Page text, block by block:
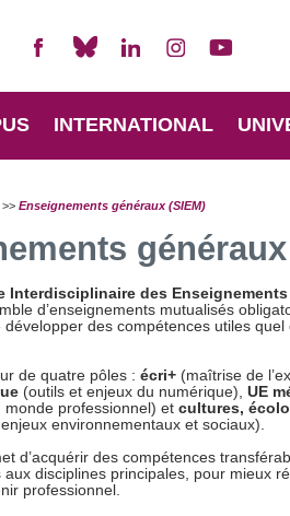
INTERNATIONAL
>> Enseignements généraux (SIEM)
Interdisciplinaire des
d’enseignements mutualisés
développer des compétences utiles quel
de quatre pôles : écri+(maîtrise de
(outils et enjeux du numérique), UE
professionnel) et cultures,
environnementaux et sociaux).
d’acquérir des compétences
disciplines principales, pour mieux
professionnel.